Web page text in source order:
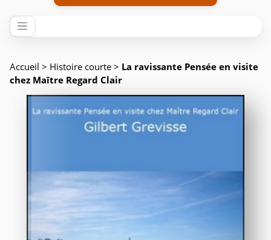
Accueil > Histoire courte > La ravissante Pensée en visite
chez Maître Regard Clair